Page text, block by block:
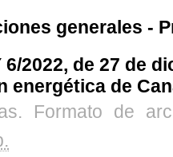
generales -
6/2022, de 27 de
energética de
Formato de